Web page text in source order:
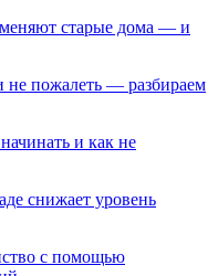
старые дома — и
не пожалеть — разбираем
и как не
снижает уровень
с помощью